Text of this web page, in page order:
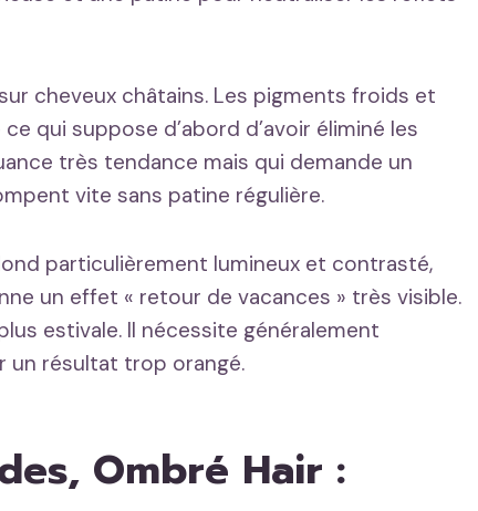
cheveux châtains. Les pigments froids et
qui suppose d’abord d’avoir éliminé les
très tendance mais qui demande un
vite sans patine régulière.
particulièrement lumineux et contrasté,
un effet « retour de vacances » très visible.
estivale. Il nécessite généralement
un résultat trop orangé.
Ombré Hair :